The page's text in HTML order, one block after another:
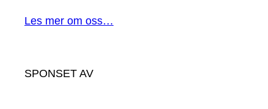
Les mer om oss…
SPONSET AV